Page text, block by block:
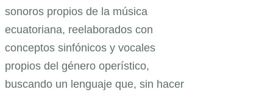
sonoros propios de la música
ecuatoriana, reelaborados con
conceptos sinfónicos y vocales
propios del género operístico,
buscando un lenguaje que, sin hacer